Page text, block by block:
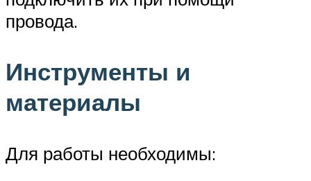
провода.
Инструменты и
материалы
Для работы необходимы: